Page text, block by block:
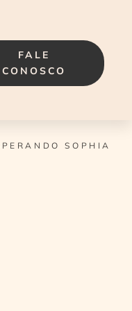
FALE
CONOSCO
SOPHIA